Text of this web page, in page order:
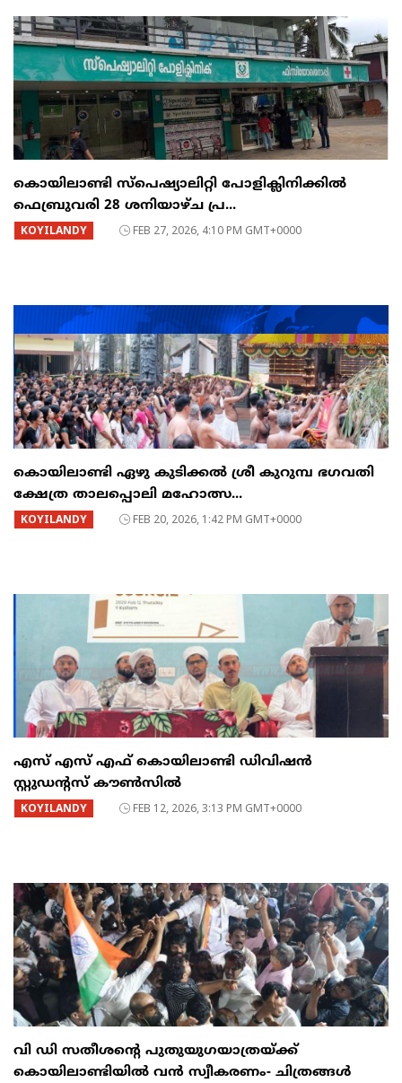
കൊയിലാണ്ടി സ്പെഷ്യാലിറ്റി പോളിക്ലിനിക്കിൽ
ഫെബ്രുവരി 28 ശനിയാഴ്ച പ്ര...
KOYILANDY FEB 27, 2026, 4:10 PM GMT+0000
കൊയിലാണ്ടി ഏഴു കുടിക്കൽ ശ്രീ കുറുമ്പ ഭഗവതി
ക്ഷേത്ര താലപ്പൊലി മഹോത്സ...
KOYILANDY FEB 20, 2026, 1:42 PM GMT+0000
എസ് എസ് എഫ് കൊയിലാണ്ടി ഡിവിഷൻ
സ്റ്റുഡൻ്റസ് കൗൺസിൽ
KOYILANDY FEB 12, 2026, 3:13 PM GMT+0000
വി ഡി സതീശന്റെ പുതുയുഗയാത്രയ്ക്ക്
കൊയിലാണ്ടിയിൽ വൻ സ്വീകരണം- ചിത്രങ്ങൾ